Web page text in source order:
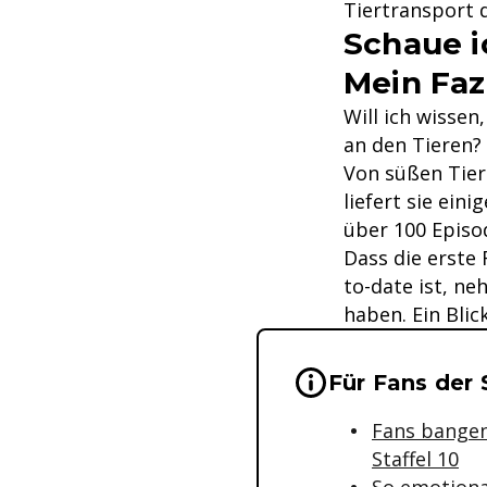
Tiertransport
Schaue
Mein
Will ich
an den
Von süßen
liefert sie
über 100
Dass die
to-date ist,
haben. Ein
Wichtige
Für Fans der
Fans
Staffel 10